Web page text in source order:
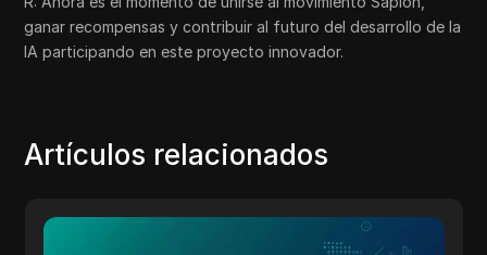
ganar recompensas y contribuir al futuro del desarrollo de la
IA participando en este proyecto innovador.
Artículos relacionados